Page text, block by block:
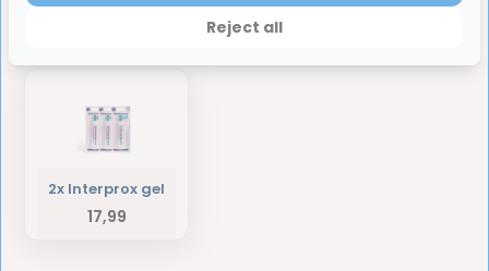
Laatst bekeken producten
2x Interprox gel
17,99
Reject all